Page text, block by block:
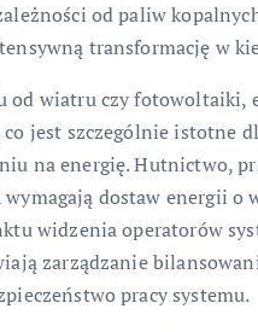
od paliw
transformację w
od wiatru czy fotowoltaiki,
jest szczególnie istotne
na energię. Hutnictwo,
dostaw energii
widzenia operatorów
zarządzanie
pracy systemu.